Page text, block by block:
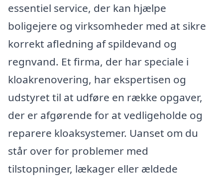
essentiel service, der kan hjælpe
boligejere og virksomheder med at sikre
korrekt afledning af spildevand og
regnvand. Et firma, der har speciale i
kloakrenovering, har ekspertisen og
udstyret til at udføre en række opgaver,
der er afgørende for at vedligeholde og
reparere kloaksystemer. Uanset om du
står over for problemer med
tilstopninger, lækager eller ældede